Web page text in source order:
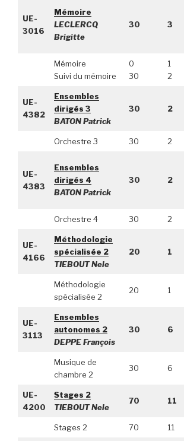
UE-
3016
Mémoire
LECLERCQ
Brigitte
30 3
Mémoire
Suivi du mémoire
0
30
1
2
UE-
4382
Ensembles
dirigés 3
BATON Patrick
30 2
Orchestre 3 30 2
UE-
4383
Ensembles
dirigés 4
BATON Patrick
30 2
Orchestre 4 30 2
UE-
4166
Méthodologie
spécialisée 2
TIEBOUT Nele
20 1
Méthodologie
spécialisée 2
20 1
UE-
3113
Ensembles
autonomes 2
DEPPE François
30 6
Musique de
chambre 2
30 6
UE-
4200
Stages 2
TIEBOUT Nele
70 11
Stages 2 70 11